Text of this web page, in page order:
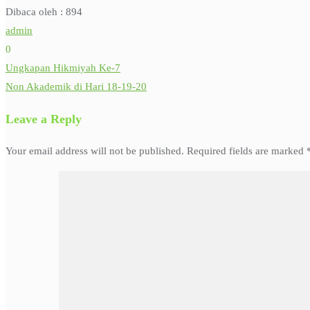
Dibaca oleh : 894
admin
0
Post
Ungkapan Hikmiyah Ke-7
Non Akademik di Hari 18-19-20
Leave a Reply
Your email address will not be published. Required fields are marked